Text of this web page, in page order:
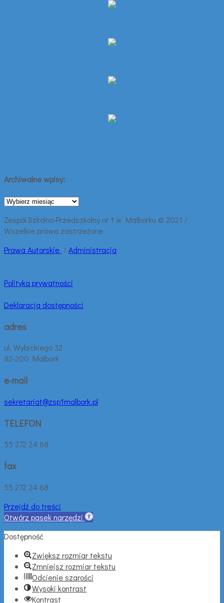
Archiwalne wpisy:
Archiwalne
Zespół Szkolno-Przedszkolny nr 1 w Malborku © 2021 /
Wszelkie prawa zastrzeżone
Prawa Autorskie /Administracja
Polityka prywatności
Deklaracja dostępności
adres
ul. Wybickiego 32
82-200 Malbork
e-mail
sekretariat@zsp1malbork.pl
TELEFON
55 272 24 68
fax
55 272 24 68
Przejdź do treści
Otwórz pasek narzędzi
Dostępność
Zwiększ rozmiar tekstu
Zmniejsz rozmiar tekstu
Odcienie szarości
Wysoki kontrast
Kontrast